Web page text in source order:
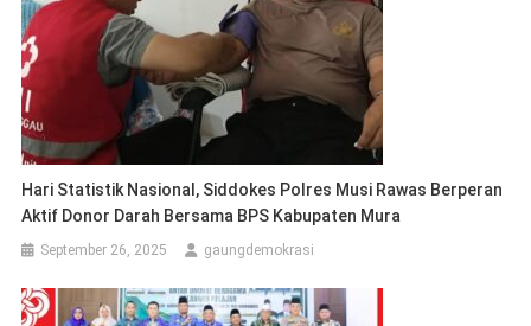
Hari Statistik Nasional, Siddokes Polres Musi Rawas Berperan
Aktif Donor Darah Bersama BPS Kabupaten Mura
September 26, 2025 gaungdemokrasi